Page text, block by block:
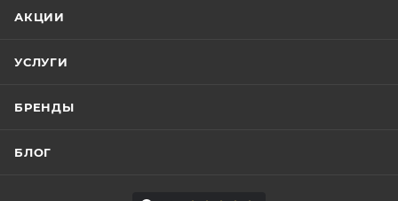
АКЦИИ
УСЛУГИ
БРЕНДЫ
БЛОГ